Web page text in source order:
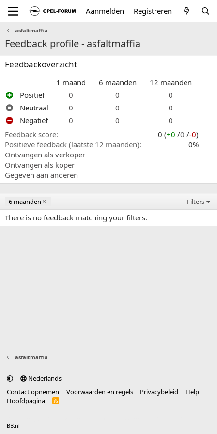
Aanmelden Registreren
asfaltmaffia
Feedback profile - asfaltmaffia
Feedbackoverzicht
1 maand 6 maanden
12 maanden
Positief
0 0
0
Neutraal
0 0
0
Negatief
0 0
0
Feedback score
0 (+0 /0 /-0)
Positieve feedback (laatste 12 maanden)
0%
Ontvangen als verkoper
Ontvangen als koper
Gegeven aan anderen
6 maanden Filters
There is no feedback matching your filters.
asfaltmaffia
Nederlands
Contact opnemen
Voorwaarden en regels Privacybeleid
Help
Hoofdpagina
R
BB.nl